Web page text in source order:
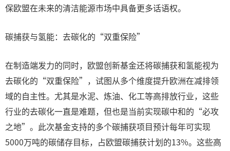
保欧盟在未来的清洁能源市场中具备更多话语权。
碳捕获与氢能：去碳化的“双重保险”
在制造端发力的同时，欧盟创新基金还将碳捕获和氢能视为
去碳化的“双重保险”，试图从多个维度提升欧洲在减排领
域的自主性。尤其是水泥、炼油、化工等高排放行业，这些
行业的去碳化一直是难题，但也是当前实现碳中和的“必攻
之地”。此次基金支持的多个碳捕获项目预计每年可实现
5000万吨的碳储存目标，占欧盟碳捕获计划的13%。这些高